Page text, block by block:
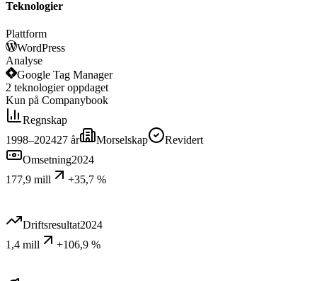
Teknologier
Plattform
WordPress
Analyse
Google Tag Manager
2 teknologier oppdaget
Kun på Companybook
Regnskap
1998–202427 år Morselskap
Revidert
Omsetning2024
177,9 mill
+35,7 %
Driftsresultat2024
1,4 mill
+106,9 %